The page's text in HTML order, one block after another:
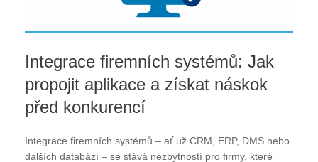
Integrace firemních systémů: Jak
propojit aplikace a získat náskok
před konkurencí
Integrace firemních systémů – ať už CRM, ERP, DMS nebo
dalších databází – se stává nezbytností pro firmy, které